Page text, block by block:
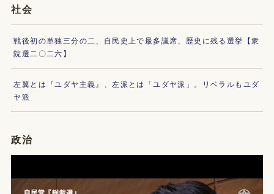
社会
戦後初の単独三分の二、自民史上で最多議席、歴史に残る選挙【衆
院選二〇二六】
左翼とは『ユダヤ主義』、左派とは「ユダヤ派」。リベラルもユダ
ヤ派
政治